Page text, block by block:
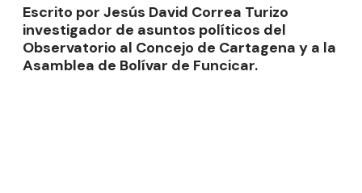
Escrito por Jesús David Correa Turizo
investigador de asuntos políticos del
Observatorio al Concejo de Cartagena y a la
Asamblea de Bolívar de Funcicar.